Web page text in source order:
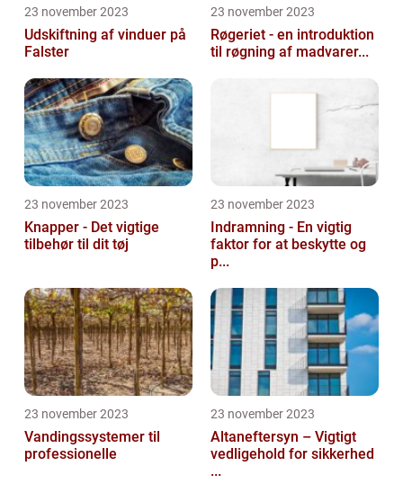
23 november 2023
Udskiftning af vinduer på
Falster
23 november 2023
Røgeriet - en introduktion
til røgning af madvarer...
23 november 2023
Knapper - Det vigtige
tilbehør til dit tøj
23 november 2023
Indramning - En vigtig
faktor for at beskytte og
p...
23 november 2023
Vandingssystemer til
professionelle
23 november 2023
Altaneftersyn – Vigtigt
vedligehold for sikkerhed
...